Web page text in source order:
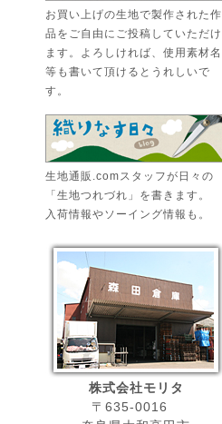
お買い上げの生地で製作された作
品をご自由にご投稿していただけ
ます。よろしければ、使用素材名
等も書いて頂けるとうれしいで
す。
生地通販.comスタッフが日々の
「生地つれづれ」を書きます。
入荷情報やソーイング情報も。
株式会社モリタ
〒635-0016